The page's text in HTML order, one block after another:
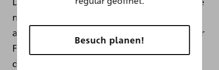
mit seinen klassizistischen Entwürfen vor
allem das Stadtbild von Karlsruhe. In dieser
Folge von
Kunstsnack dreht sich alles um
das ehemalige
Besuch planen!